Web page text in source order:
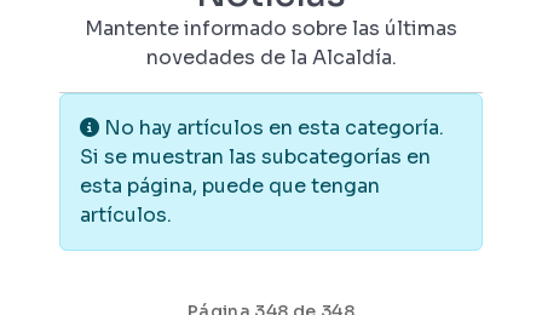
Mantente informado sobre las últimas
novedades de la Alcaldía.
Información
No hay artículos en esta categoría.
Si se muestran las subcategorías en
esta página, puede que tengan
artículos.